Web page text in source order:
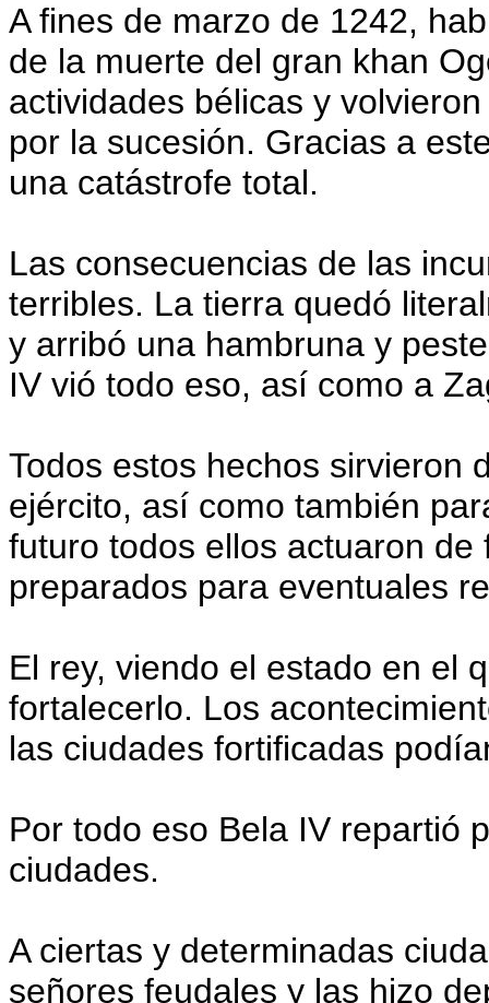
A fines de marzo de 1242,
de la muerte del gran khan
actividades bélicas y
por la sucesión. Gracias a
una catástrofe total.
Las consecuencias de las
terribles. La tierra quedó
y arribó una hambruna y
IV vió todo eso, así como a
Todos estos hechos sirvieron
ejército, así como también
futuro todos ellos actuaron
preparados para eventuales
El rey, viendo el estado en el
fortalecerlo. Los
las ciudades fortificadas
Por todo eso Bela IV repartió
ciudades.
A ciertas y determinadas
señores feudales y las hizo